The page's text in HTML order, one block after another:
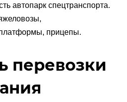
автопарк спецтранспорта.
прицепы.
перевозки